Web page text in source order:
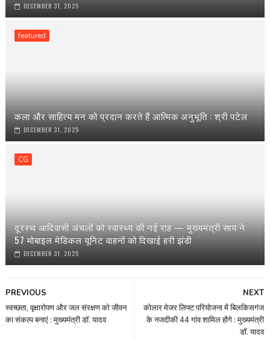
DECEMBER 31, 2025
featured
कला और साहित्य मन को प्रदान करते हैं आत्मिक अनुभूति : श्री पटेल
DECEMBER 31, 2025
CG
दूरस्थ आदिवासी अंचलों को स्वास्थ्य की नई राह — मुख्यमंत्री साय ने
57 मोबाइल मेडिकल यूनिट वाहनों को दिखाई हरी झंडी
DECEMBER 31, 2025
NEXT
कोलार मेजर लिफ्ट परियोजना में बिलकिसगंज
के नजदीकी 44 गांव शामिल होंगे : मुख्यमंत्री
डॉ. यादव
PREVIOUS
स्वच्छता, वृक्षारोपण और जल संरक्षण को जीवन
का संकल्प बनाएं : मुख्यमंत्री डॉ. यादव